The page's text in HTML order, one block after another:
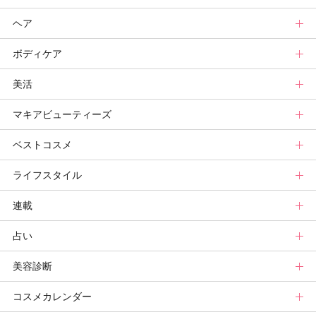
スキンケアまとめ
スキンケア診断
ニュース
メイクまとめ
ベースメイクカタログ
メイク診断
新色トップ
クリスマスコフレ
秋新色
新色コスメスウォッチ
ビューティ速報
ヘア
ヘアトップ
ニュース
ヘアカタログ
ヘアまとめ
ヘア診断
ボディケア
ボディケアトップ
ニュース
ボディケアまとめ
ボディケア診断
美活
美活トップ
美活グランプリ
ヘルスケア・ダイエット
マキアビューティーズ
マキアビューティーズトップ
TOPビューティーズ一覧
ビューティーズ一覧
記事ランキング
メンバーランキング
ベストコスメ
ベストコスメトップ
ベストコスメ
読者ベスコス
プチプラコスメグランプリ
ブライトニング・UVグランプリ
ライフスタイル
ライフスタイルトップ
ニュース
ライフスタイルまとめ
ライフスタイル診断
連載
連載トップ
マキアエディターズのオッス！推しコス
小林ひろ美のキレイはかけ算
占い
占いトップ
Keikoの月星座占い
美容診断
美容診断トップ
コスメカレンダー